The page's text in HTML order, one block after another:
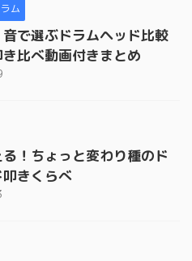
ラム
音で選ぶドラムヘッド比較
比べ動画付きまとめ
！ちょっと変わり種のド
きくらべ